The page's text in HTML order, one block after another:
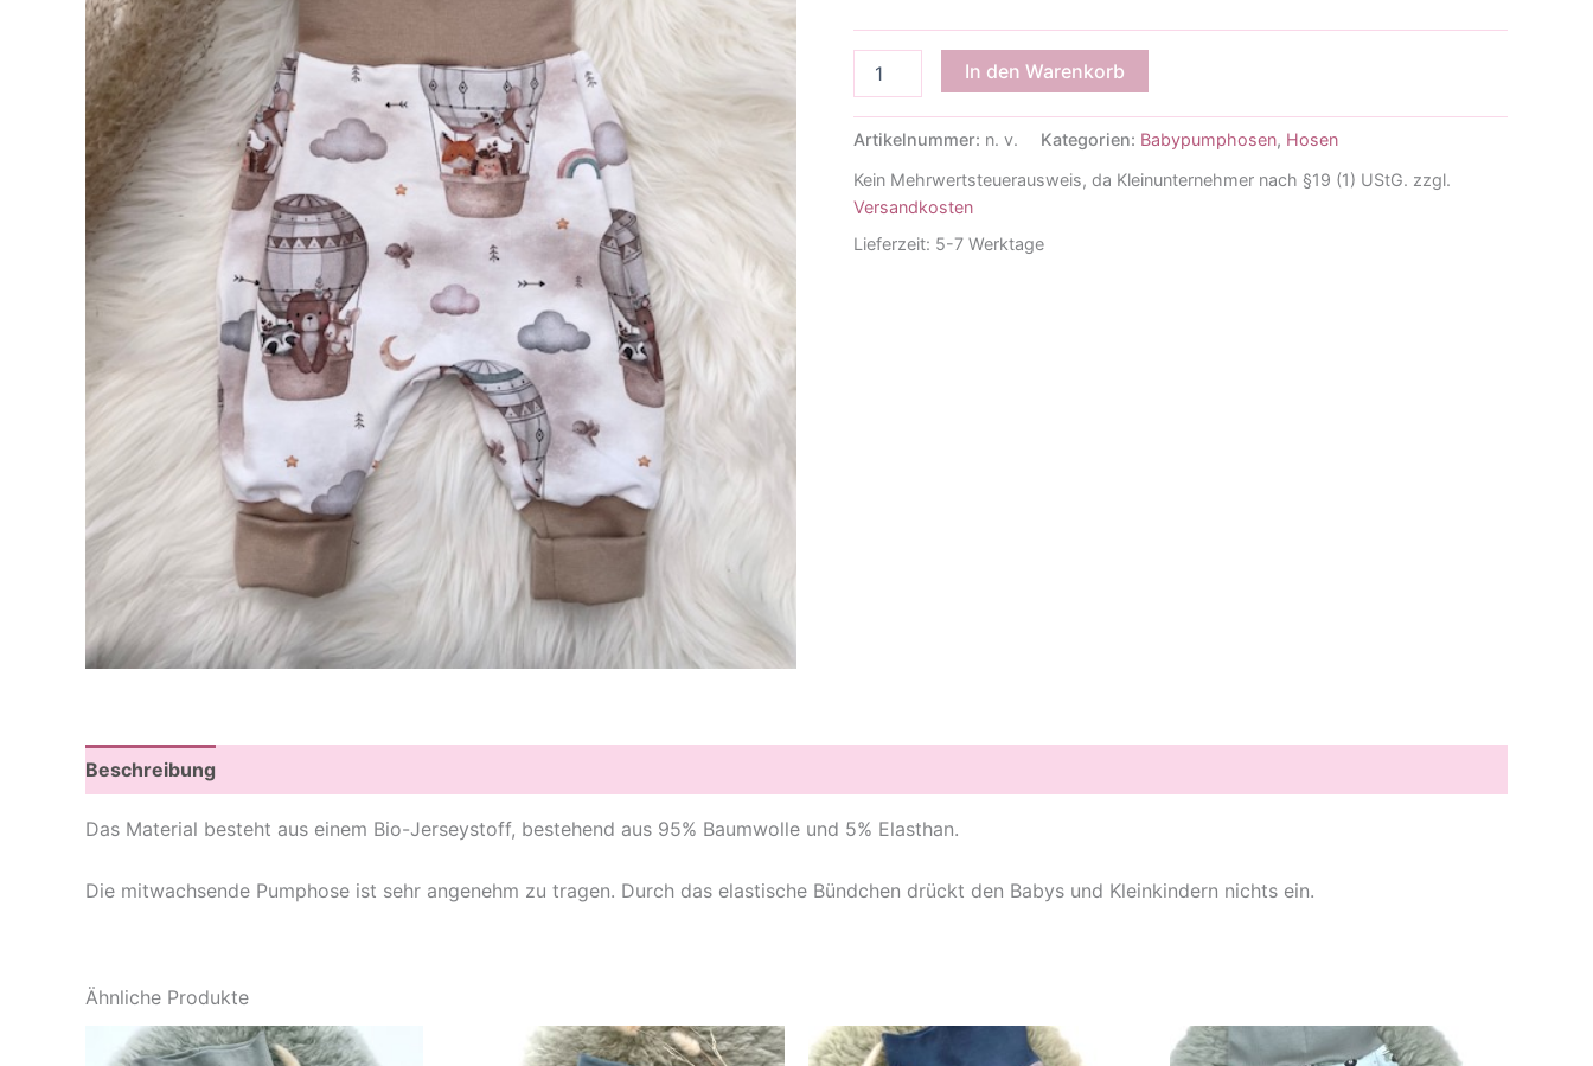
Ballonfahrer
In den Warenkorb
Artikelnummer: n. v. Kategorien: Babypumphosen, Hosen
Kein Mehrwertsteuerausweis, da Kleinunternehmer nach §19 (1) UStG. zzgl.
Versandkosten
Lieferzeit: 5-7 Werktage
Beschreibung
Das Material besteht aus einem Bio-Jerseystoff, bestehend aus 95% Baumwolle und 5% Elasthan.
Die mitwachsende Pumphose ist sehr angenehm zu tragen. Durch das elastische Bündchen drückt den Babys und Kleinkindern nichts ein.
Ähnliche Produkte